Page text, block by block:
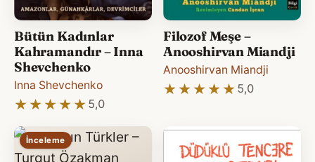
Bütün Kadınlar
Kahramandır – Inna
Shevchenko
Inna Shevchenko
★★★★★
★★★★★ 5,0
Filozof Meşe –
Anooshirvan Miandji
Anooshirvan Miandji
★★★★★
★★★★★ 5,0
İnceleme